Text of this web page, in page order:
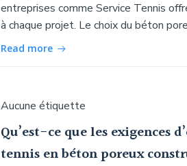
entreprises comme Service Tennis
à chaque projet. Le choix du béton
Read more
Aucune étiquette
Qu’est-ce que les exigences
tennis en béton poreux